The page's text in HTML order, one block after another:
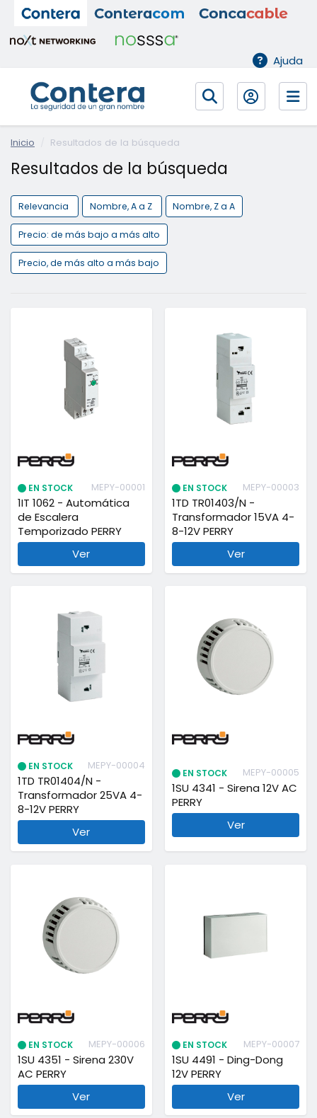
Ajuda
Inicio Resultados de la búsqueda
Resultados de la búsqueda
Relevancia Nombre, A a Z Nombre, Z a A
Precio: de más bajo a más alto
Precio, de más alto a más bajo
EN STOCK MEPY-00001
1IT 1062 - Automática
de Escalera
Temporizado PERRY
Ver
EN STOCK MEPY-00003
1TD TR01403/N -
Transformador 15VA 4-
8-12V PERRY
Ver
EN STOCK MEPY-00004
1TD TR01404/N -
Transformador 25VA 4-
8-12V PERRY
Ver
EN STOCK MEPY-00005
1SU 4341 - Sirena 12V AC
PERRY
Ver
EN STOCK MEPY-00006
1SU 4351 - Sirena 230V
AC PERRY
Ver
EN STOCK MEPY-00007
1SU 4491 - Ding-Dong
12V PERRY
Ver